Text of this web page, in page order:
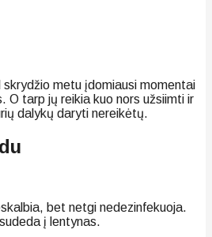
metu įdomiausi momentai
O tarp jų reikia kuo nors užsiimti ir
dalykų daryti nereikėtų.
bet netgi nedezinfekuoja.
į lentynas.